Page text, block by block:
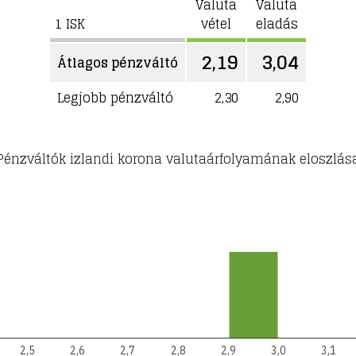
1 ISK
Valuta
vétel
Valuta
eladás
Átlagos pénzváltó
2,19 3,04
Legjobb pénzváltó 2,30 2,90
izlandi korona valutaárfolyamának
2,5 2,6 2,7 2,8 2,9 3,0 3,1